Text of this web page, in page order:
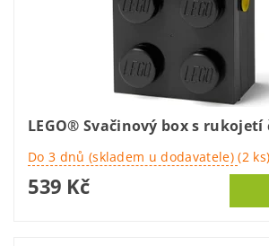
LEGO® Svačinový box s rukojetí
Do 3 dnů (skladem u dodavatele)(2 ks)
539 Kč